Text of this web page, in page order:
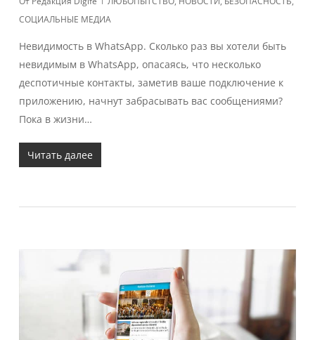
СОЦИАЛЬНЫЕ МЕДИА
Невидимость в WhatsApp. Сколько раз вы хотели быть
невидимым в WhatsApp, опасаясь, что несколько
деспотичные контакты, заметив ваше подключение к
приложению, начнут забрасывать вас сообщениями?
Пока в жизни…
Читать далее